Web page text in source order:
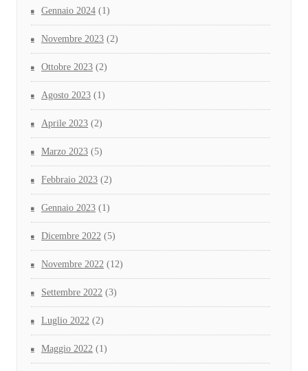
Gennaio 2024 (1)
Novembre 2023 (2)
Ottobre 2023 (2)
Agosto 2023 (1)
Aprile 2023 (2)
Marzo 2023 (5)
Febbraio 2023 (2)
Gennaio 2023 (1)
Dicembre 2022 (5)
Novembre 2022 (12)
Settembre 2022 (3)
Luglio 2022 (2)
Maggio 2022 (1)